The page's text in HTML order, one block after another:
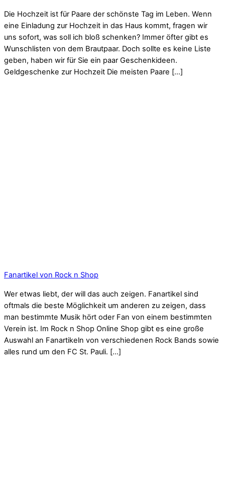
Die Hochzeit ist für Paare der schönste Tag im Leben. Wenn
eine Einladung zur Hochzeit in das Haus kommt, fragen wir
uns sofort, was soll ich bloß schenken? Immer öfter gibt es
Wunschlisten von dem Brautpaar. Doch sollte es keine Liste
geben, haben wir für Sie ein paar Geschenkideen.
Geldgeschenke zur Hochzeit Die meisten Paare […]
Fanartikel von Rock n Shop
Wer etwas liebt, der will das auch zeigen. Fanartikel sind
oftmals die beste Möglichkeit um anderen zu zeigen, dass
man bestimmte Musik hört oder Fan von einem bestimmten
Verein ist. Im Rock n Shop Online Shop gibt es eine große
Auswahl an Fanartikeln von verschiedenen Rock Bands sowie
alles rund um den FC St. Pauli. […]